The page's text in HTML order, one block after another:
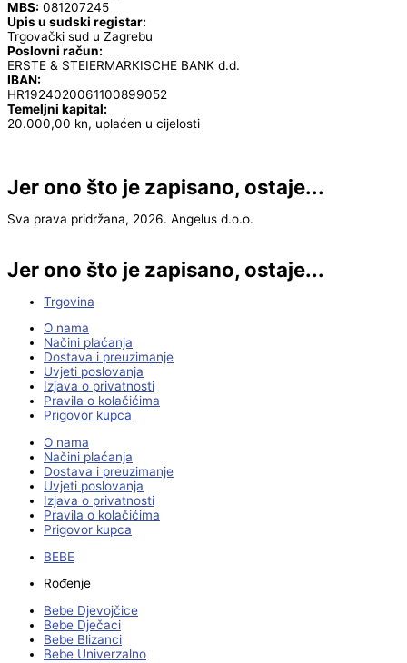
MBS: 081207245
Upis u sudski registar:
Trgovački sud u Zagrebu
Poslovni račun:
ERSTE & STEIERMARKISCHE BANK d.d.
IBAN:
HR1924020061100899052
Temeljni kapital:
20.000,00 kn, uplaćen u cijelosti
Jer ono što je zapisano, ostaje...
Sva prava pridržana, 2026. Angelus d.o.o.
Jer ono što je zapisano, ostaje...
Trgovina
O nama
Načini plaćanja
Dostava i preuzimanje
Uvjeti poslovanja
Izjava o privatnosti
Pravila o kolačićima
Prigovor kupca
O nama
Načini plaćanja
Dostava i preuzimanje
Uvjeti poslovanja
Izjava o privatnosti
Pravila o kolačićima
Prigovor kupca
BEBE
Rođenje
Bebe Djevojčice
Bebe Dječaci
Bebe Blizanci
Bebe Univerzalno